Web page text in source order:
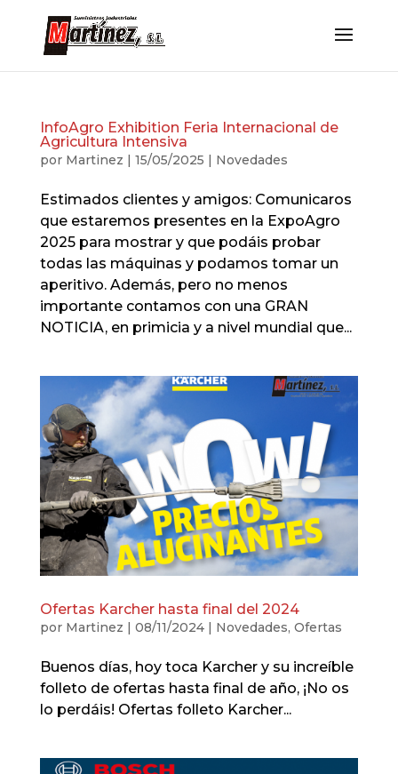
InfoAgro Exhibition Feria Internacional de
Agricultura Intensiva
por Martinez | 15/05/2025 | Novedades
Estimados clientes y amigos: Comunicaros
que estaremos presentes en la ExpoAgro
2025 para mostrar y que podáis probar
todas las máquinas y podamos tomar un
aperitivo. Además, pero no menos
importante contamos con una GRAN
NOTICIA, en primicia y a nivel mundial que...
Ofertas Karcher hasta final del 2024
por Martinez | 08/11/2024| Novedades, Ofertas
Buenos días, hoy toca Karcher y su increíble
folleto de ofertas hasta final de año, ¡No os
lo perdáis! Ofertas folleto Karcher...